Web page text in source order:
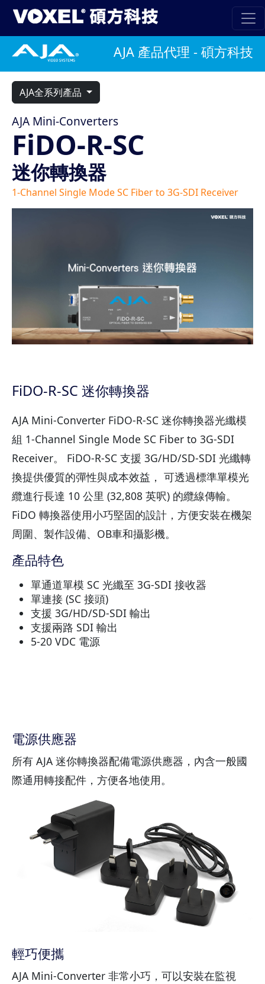
AJA 產品代理 - 碩方科技
AJA全系列產品
AJA Mini-Converters
FiDO-R-SC
迷你轉換器
1-Channel Single Mode SC Fiber to 3G-SDI Receiver
FiDO-R-SC 迷你轉換器
AJA Mini-Converter FiDO-R-SC 迷你轉換器光纖模
組 1-Channel Single Mode SC Fiber to 3G-SDI
Receiver。 FiDO-R-SC 支援 3G/HD/SD-SDI 光纖轉
換提供優質的彈性與成本效益， 可透過標準單模光
纜進行長達 10 公里 (32,808 英呎) 的纜線傳輸。
FiDO 轉換器使用小巧堅固的設計，方便安裝在機架
周圍、製作設備、OB車和攝影機。
產品特色
單通道單模 SC 光纖至 3G-SDI 接收器
單連接 (SC 接頭)
支援 3G/HD/SD-SDI 輸出
支援兩路 SDI 輸出
5-20 VDC 電源
電源供應器
所有 AJA 迷你轉換器配備電源供應器，內含一般國
際通用轉接配件，方便各地使用。
輕巧便攜
AJA Mini-Converter 非常小巧，可以安裝在監視